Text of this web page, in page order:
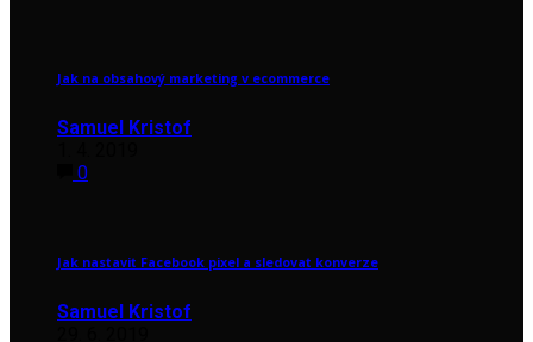
Jak na obsahový marketing v ecommerce
Samuel Kristof
0
Jak nastavit Facebook pixel a sledovat konverze
Samuel Kristof